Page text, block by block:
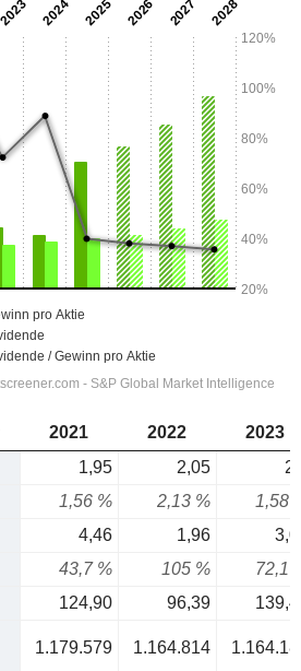
2021 2022
2023
1,95 2,05
1,56 % 2,13 %
1,58
4,46 1,96
43,7 % 105 %
72,1
124,90 96,39
1.179.579 1.164.814